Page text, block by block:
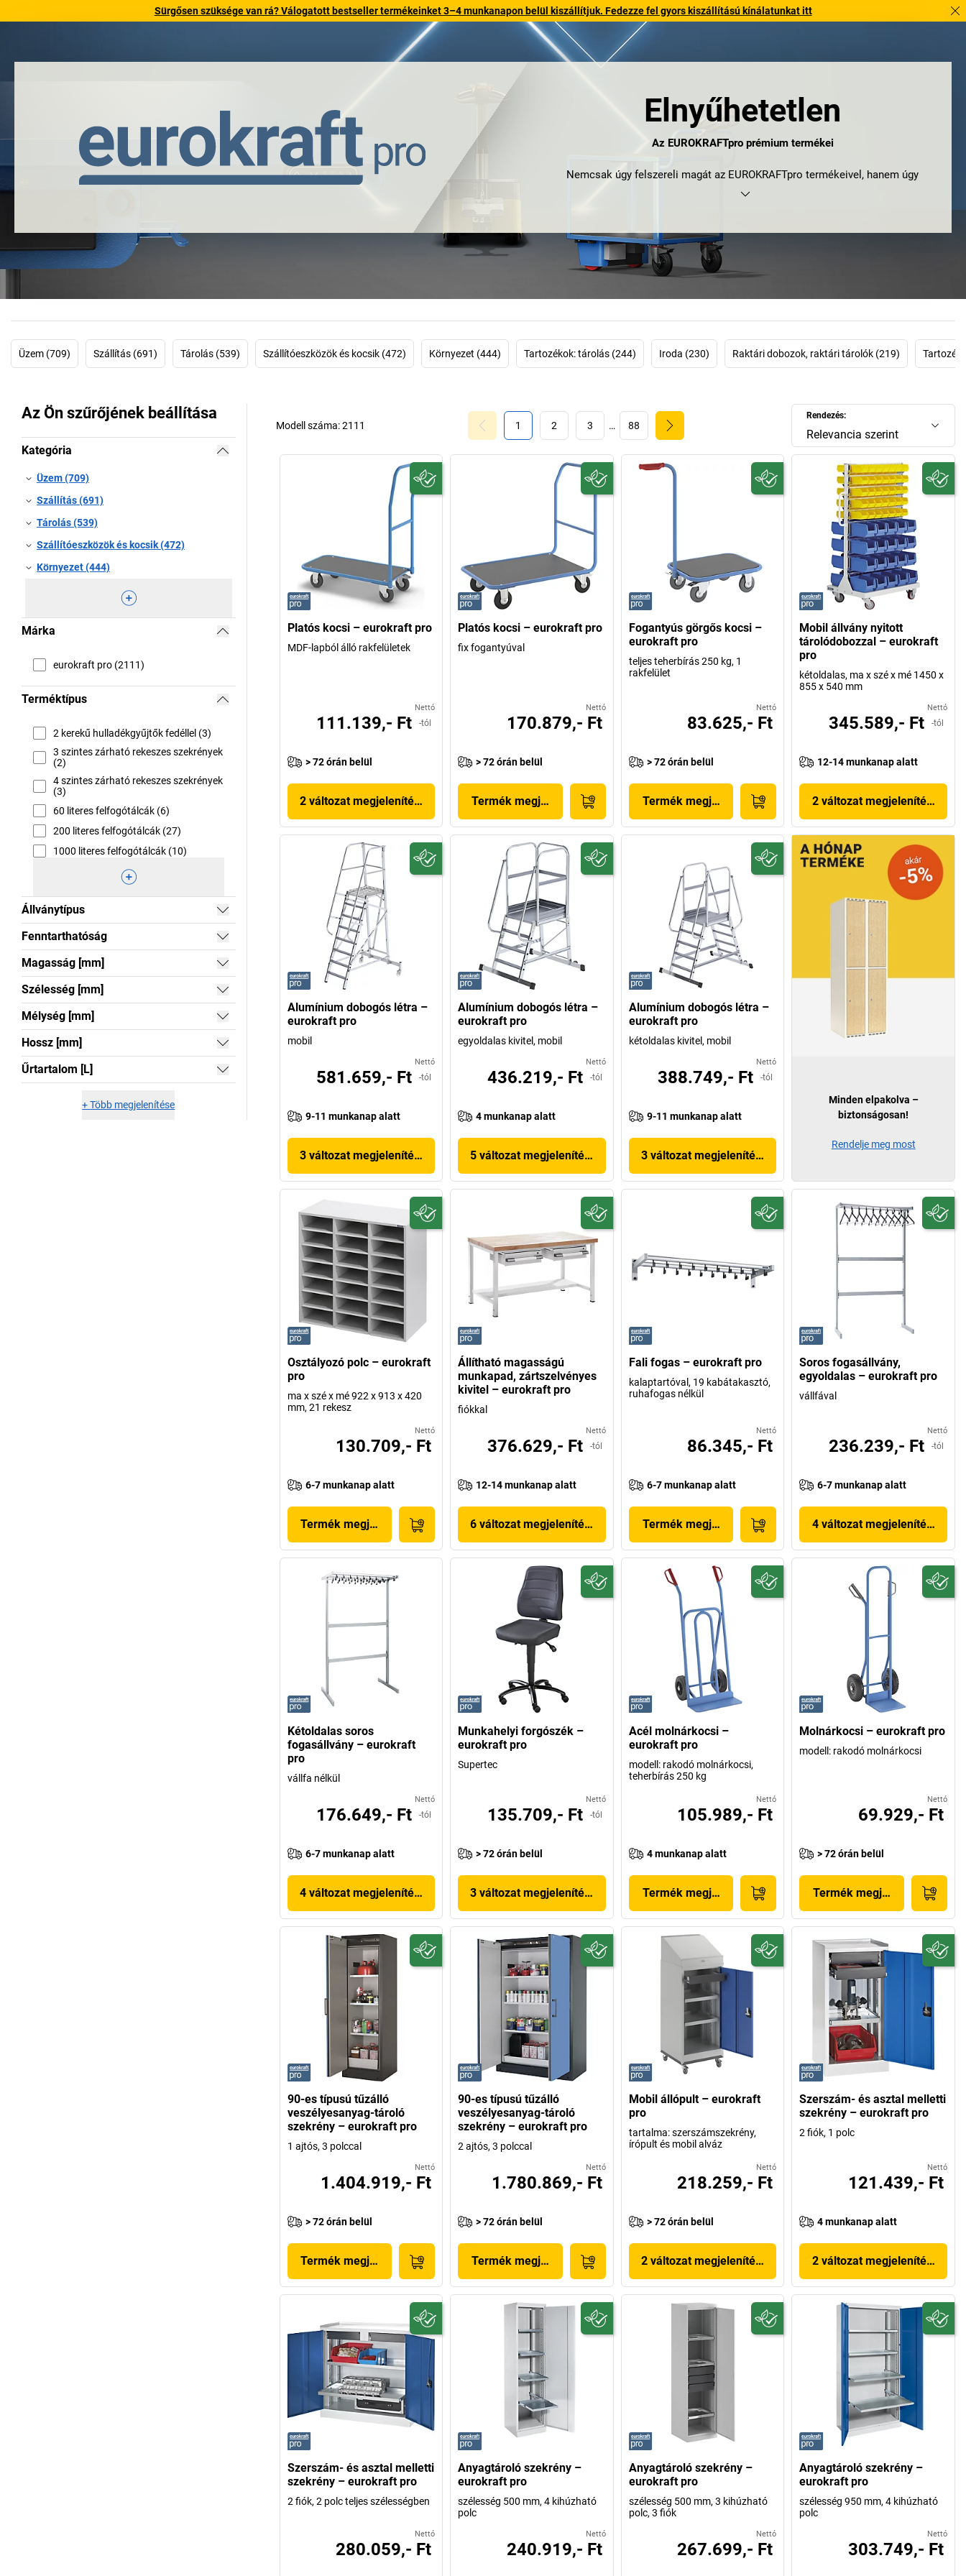
Sürgősen szüksége van rá? Válogatott bestseller termékeinket 3–4 munkanapon belül kiszállítjuk. Fedezze fel gyors kiszállítású kínálatunkat itt
Elnyűhetetlen
Az EUROKRAFTpro prémium termékei
Nemcsak úgy felszereli magát az EUROKRAFTpro termékeivel, hanem úgy
igazán, rendesen felszereli a vállalatát. Döntsön a kiváló minőség és a szinte
érzés mellett, hogy már semmi sem állhat egy sikeres munkanap útjában.
Döntsön az EUROKRAFTpro mellett!
Üzem (709) Szállítás (691) Tárolás (539) Szállítóeszközök és kocsik (472) Környezet (444) Tartozékok: tárolás (244) Iroda (230) Raktári dobozok, raktári tárolók (219)
Az Ön szűrőjének beállítása
Kategória
Üzem (709)
Szállítás (691)
Tárolás (539)
Szállítóeszközök és kocsik (472)
Környezet (444)
Márka
eurokraft pro (2111)
Terméktípus
2 kerekű hulladékgyűjtők fedéllel (3)
3 szintes zárható rekeszes szekrények
(2)
4 szintes zárható rekeszes szekrények
(3)
60 literes felfogótálcák (6)
200 literes felfogótálcák (27)
1000 literes felfogótálcák (10)
Állványtípus
Fenntarthatóság
Magasság [mm]
Szélesség [mm]
Mélység [mm]
Hossz [mm]
Űrtartalom [L]
+Több megjelenítése
Rendezés:
Relevancia szerint
1 2 3 … 88
Modell száma:2111
Platós kocsi – eurokraft pro
MDF-lapból álló rakfelületek
Nettó
111.139,- Ft -tól
> 72 órán belül
2 változat megjelenítése
Platós kocsi – eurokraft pro
fix fogantyúval
Nettó
170.879,- Ft
> 72 órán belül
Termék megjelenítése
Fogantyús görgős kocsi –
eurokraft pro
teljes teherbírás 250 kg, 1
rakfelület
Nettó
83.625,- Ft
> 72 órán belül
Termék megjelenítése
Mobil állvány nyitott
tárolódobozzal – eurokraft
pro
kétoldalas, ma x szé x mé 1450 x
855 x 540 mm
Nettó
345.589,- Ft -tól
12-14 munkanap alatt
2 változat megjelenítése
Alumínium dobogós létra –
eurokraft pro
mobil
Nettó
581.659,- Ft -tól
9-11 munkanap alatt
3 változat megjelenítése
Alumínium dobogós létra –
eurokraft pro
egyoldalas kivitel, mobil
Nettó
436.219,- Ft -tól
4 munkanap alatt
5 változat megjelenítése
Alumínium dobogós létra –
eurokraft pro
kétoldalas kivitel, mobil
Nettó
388.749,- Ft -tól
9-11 munkanap alatt
3 változat megjelenítése
Osztályozó polc – eurokraft
pro
ma x szé x mé 922 x 913 x 420
mm, 21 rekesz
Nettó
130.709,- Ft
6-7 munkanap alatt
Termék megjelenítése
Állítható magasságú
munkapad, zártszelvényes
kivitel – eurokraft pro
fiókkal
Nettó
376.629,- Ft -tól
12-14 munkanap alatt
6 változat megjelenítése
Fali fogas – eurokraft pro
kalaptartóval, 19 kabátakasztó,
ruhafogas nélkül
Nettó
86.345,- Ft
6-7 munkanap alatt
Termék megjelenítése
Soros fogasállvány,
egyoldalas – eurokraft pro
vállfával
Nettó
236.239,- Ft -tól
6-7 munkanap alatt
4 változat megjelenítése
Kétoldalas soros
fogasállvány – eurokraft
pro
vállfa nélkül
Nettó
176.649,- Ft -tól
6-7 munkanap alatt
4 változat megjelenítése
Munkahelyi forgószék –
eurokraft pro
Supertec
Nettó
135.709,- Ft -tól
> 72 órán belül
3 változat megjelenítése
Acél molnárkocsi –
eurokraft pro
modell: rakodó molnárkocsi,
teherbírás 250 kg
Nettó
105.989,- Ft
4 munkanap alatt
Termék megjelenítése
Molnárkocsi – eurokraft pro
modell: rakodó molnárkocsi
Nettó
69.929,- Ft
> 72 órán belül
Termék megjelenítése
90-es típusú tűzálló
veszélyesanyag-tároló
szekrény – eurokraft pro
1 ajtós, 3 polccal
Nettó
1.404.919,- Ft
> 72 órán belül
Termék megjelenítése
90-es típusú tűzálló
veszélyesanyag-tároló
szekrény – eurokraft pro
2 ajtós, 3 polccal
Nettó
1.780.869,- Ft
> 72 órán belül
Termék megjelenítése
Mobil állópult – eurokraft
pro
tartalma: szerszámszekrény,
írópult és mobil alváz
Nettó
218.259,- Ft
> 72 órán belül
2 változat megjelenítése
Szerszám- és asztal melletti
szekrény – eurokraft pro
2 fiók, 1 polc
Nettó
121.439,- Ft
4 munkanap alatt
2 változat megjelenítése
Szerszám- és asztal melletti
szekrény – eurokraft pro
2 fiók, 2 polc teljes szélességben
Nettó
280.059,- Ft
Anyagtároló szekrény –
eurokraft pro
szélesség 500 mm, 4 kihúzható
polc
Nettó
240.919,- Ft
Anyagtároló szekrény –
eurokraft pro
szélesség 500 mm, 3 kihúzható
polc, 3 fiók
Nettó
267.699,- Ft
Anyagtároló szekrény –
eurokraft pro
szélesség 950 mm, 4 kihúzható
polc
Nettó
303.749,- Ft
Minden elpakolva –
biztonságosan!
Rendelje meg most